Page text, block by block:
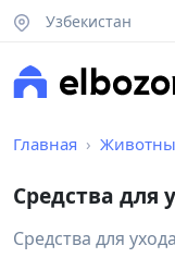
Узбекистан
Главная
Средства для
Средства для